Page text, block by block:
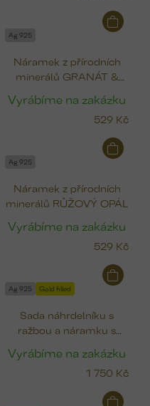
Ag 925
Náramek z přírodních
minerálů GRANÁT &
Vyrábíme na zakázku
529 Kč
Ag 925
Náramek z přírodních
minerálů RŮŽOVÝ OPÁL
Vyrábíme na zakázku
529 Kč
Ag 925 Gold filled
Sada náhrdelníku s
ražbou a náramku s
znamení
Vyrábíme na zakázku
1 750 Kč